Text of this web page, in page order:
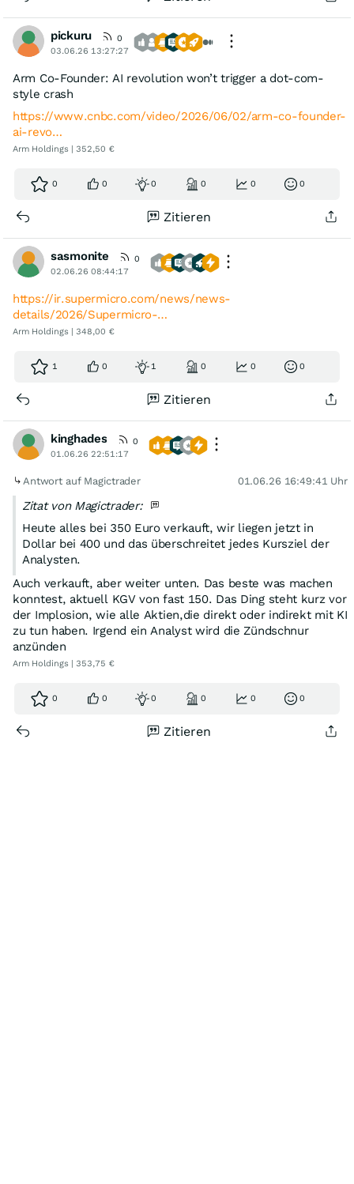
pickuru
0
03.06.26 13:27:27
Arm Co-Founder: AI revolution won’t trigger a dot-com-
style crash
https://www.cnbc.com/video/2026/06/02/arm-co-founder-
ai-revo…
Arm Holdings | 352,50 €
0 0 0 0 0 0
Zitieren
sasmonite
0
02.06.26 08:44:17
https://ir.supermicro.com/news/news-
details/2026/Supermicro-…
Arm Holdings | 348,00 €
1 0 1 0 0 0
Zitieren
kinghades
0
01.06.26 22:51:17
Antwort auf Magictrader 01.06.26 16:49:41 Uhr
Zitat von Magictrader:
Heute alles bei 350 Euro verkauft, wir liegen jetzt in
Dollar bei 400 und das überschreitet jedes Kursziel der
Analysten.
Auch verkauft, aber weiter unten. Das beste was machen
konntest, aktuell KGV von fast 150. Das Ding steht kurz vor
der Implosion, wie alle Aktien,die direkt oder indirekt mit KI
zu tun haben. Irgend ein Analyst wird die Zündschnur
anzünden
Arm Holdings | 353,75 €
0 0 0 0 0 0
Zitieren